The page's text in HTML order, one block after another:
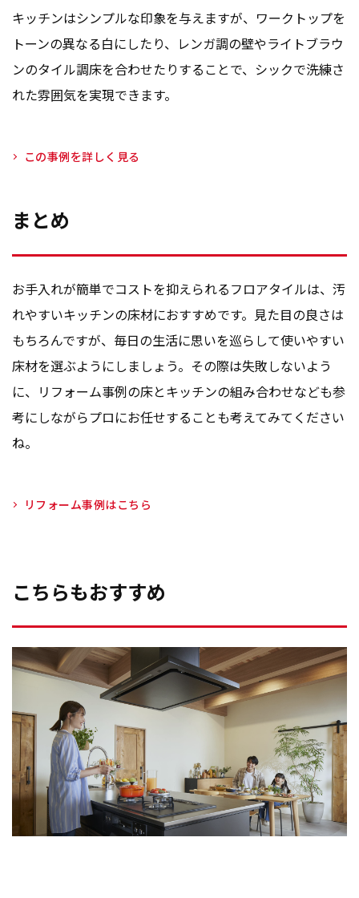
キッチンはシンプルな印象を与えますが、ワークトップを
トーンの異なる白にしたり、レンガ調の壁やライトブラウ
ンのタイル調床を合わせたりすることで、シックで洗練さ
れた雰囲気を実現できます。
この事例を詳しく見る
まとめ
お手入れが簡単でコストを抑えられるフロアタイルは、汚
れやすいキッチンの床材におすすめです。見た目の良さは
もちろんですが、毎日の生活に思いを巡らして使いやすい
床材を選ぶようにしましょう。その際は失敗しないよう
に、リフォーム事例の床とキッチンの組み合わせなども参
考にしながらプロにお任せすることも考えてみてください
ね。
リフォーム事例はこちら
こちらもおすすめ